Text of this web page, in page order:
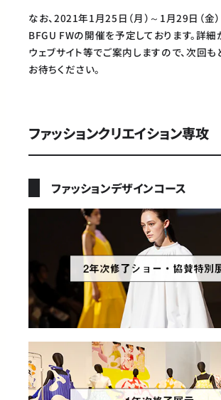
なお、2021年1月25日（月）～1月29日（金
BFGU FWの開催を予定しております。詳
ウェブサイト等でご案内しますので、次回
お待ちください。
ファッションクリエイション専攻
ファッションデザインコース